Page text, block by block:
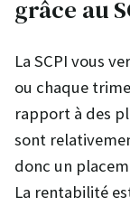
grâce au
La SCPI vous
ou chaque
rapport à des
sont
donc un
La rentabilité